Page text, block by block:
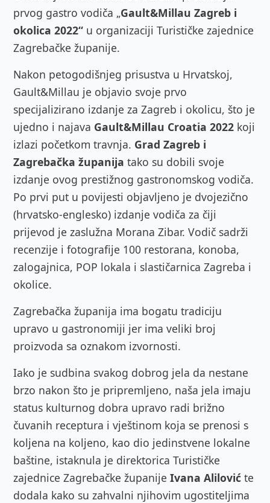
prvog gastro vodiča „Gault&Millau Zagreb i
okolica 2022“ u organizaciji Turističke zajednice
Zagrebačke županije.
Nakon petogodišnjeg prisustva u Hrvatskoj,
Gault&Millau je objavio svoje prvo
specijalizirano izdanje za Zagreb i okolicu, što je
ujedno i najava Gault&Millau Croatia 2022 koji
izlazi početkom travnja. Grad Zagreb i
Zagrebačka županija tako su dobili svoje
izdanje ovog prestižnog gastronomskog vodiča.
Po prvi put u povijesti objavljeno je dvojezično
(hrvatsko-englesko) izdanje vodiča za čiji
prijevod je zaslužna Morana Zibar. Vodič sadrži
recenzije i fotografije 100 restorana, konoba,
zalogajnica, POP lokala i slastičarnica Zagreba i
okolice.
Zagrebačka županija ima bogatu tradiciju
upravo u gastronomiji jer ima veliki broj
proizvoda sa oznakom izvornosti.
Iako je sudbina svakog dobrog jela da nestane
brzo nakon što je pripremljeno, naša jela imaju
status kulturnog dobra upravo radi brižno
čuvanih receptura i vještinom koja se prenosi s
koljena na koljeno, kao dio jedinstvene lokalne
baštine, istaknula je direktorica Turističke
zajednice Zagrebačke županije Ivana Alilović te
dodala kako su zahvalni njihovim ugostiteljima